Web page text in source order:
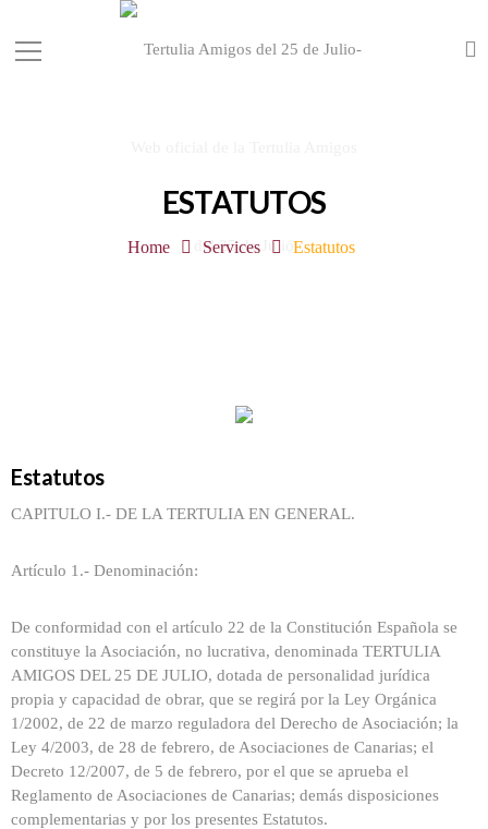
ESTATUTOS
Home Services Estatutos
Estatutos
CAPITULO I.- DE LA TERTULIA EN GENERAL.
Artículo 1.- Denominación:
De conformidad con el artículo 22 de la Constitución Española se
constituye la Asociación, no lucrativa, denominada TERTULIA
AMIGOS DEL 25 DE JULIO, dotada de personalidad jurídica
propia y capacidad de obrar, que se regirá por la Ley Orgánica
1/2002, de 22 de marzo reguladora del Derecho de Asociación; la
Ley 4/2003, de 28 de febrero, de Asociaciones de Canarias; el
Decreto 12/2007, de 5 de febrero, por el que se aprueba el
Reglamento de Asociaciones de Canarias; demás disposiciones
complementarias y por los presentes Estatutos.